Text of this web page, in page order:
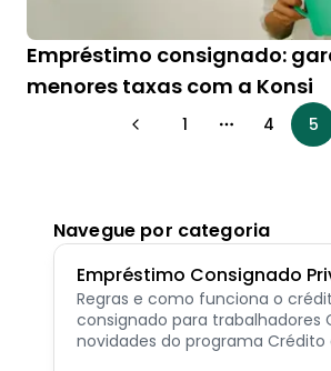
Empréstimo consignado:
menores taxas com a Konsi
1 More pages
4 5
Navegue por categoria
Empréstimo Consignado
Regras e como funciona o
consignado para trabalhadores
novidades do programa Crédito